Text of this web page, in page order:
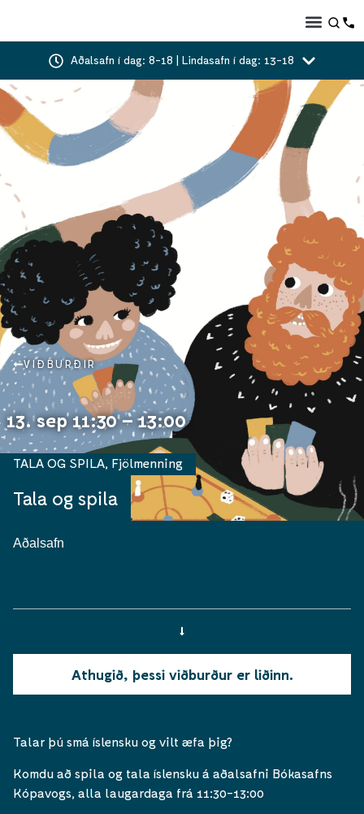
Aðalsafn í dag: 8-18 | Lindasafn í dag: 13-18
VIÐBURÐIR
13. sep 11:30 – 13:00
Tala og spila
TALA OG SPILA Fjölmenning
Aðalsafn
Athugið, þessi viðburður er liðinn.
Talar þú smá íslensku og vilt æfa þig?
Komdu að spila og tala íslensku á aðalsafni Bókasafns
Kópavogs, alla laugardaga frá 11:30-13:00